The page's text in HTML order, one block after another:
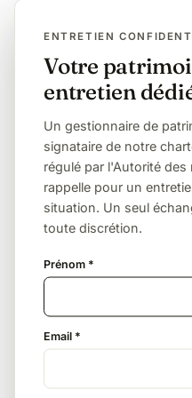
La donation, tous
tous les 15 ans. Donner
étapes, permet de
montant en franchise
le plus puissant et le plus
Le démembrement
réduit l'assiette taxable
(60 % de la valeur
ENTRETIEN
Votre
entretien
Un gestionnaire de
signataire de notre
régulé par l'Autorité
rappelle pour un
situation. Un seul
toute discrétion.
Prénom *
Email *